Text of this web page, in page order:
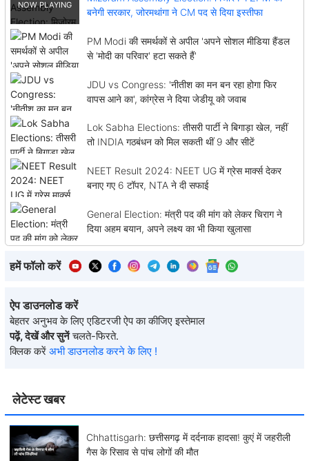
लेटेस्ट खबर
Chhattisgarh: छत्तीसगढ़ में दर्दनाक हादसा! कुएं में जहरीली
गैस के रिसाव से पांच लोगों की मौत
बनेगी सरकार, जोरमथांगा ने CM पद से दिया इस्तीफा
PM Modi की समर्थकों से अपील 'अपने सोशल मीडिया हैंडल
से 'मोदी का परिवार' हटा सकते हैं'
JDU vs Congress: 'नीतीश का मन बन रहा होगा फिर
वापस आने का', कांग्रेस ने दिया जेडीयू को जवाब
Lok Sabha Elections: तीसरी पार्टी ने बिगाड़ा खेल, नहीं
तो INDIA गठबंधन को मिल सकती थीं 9 और सीटें
NEET Result 2024: NEET UG में ग्रेस मार्क्स देकर
बनाए गए 6 टॉपर, NTA ने दी सफाई
General Election: मंत्री पद की मांग को लेकर चिराग ने
दिया अहम बयान, अपने लक्ष्य का भी किया खुलासा
हमें फॉलो करें
ऐप डाउनलोड करें
बेहतर अनुभव के लिए एडिटरजी ऐप का कीजिए इस्तेमाल
पढ़ें, देखें और सुनें चलते-फिरते.
क्लिक करें अभी डाउनलोड करने के लिए !